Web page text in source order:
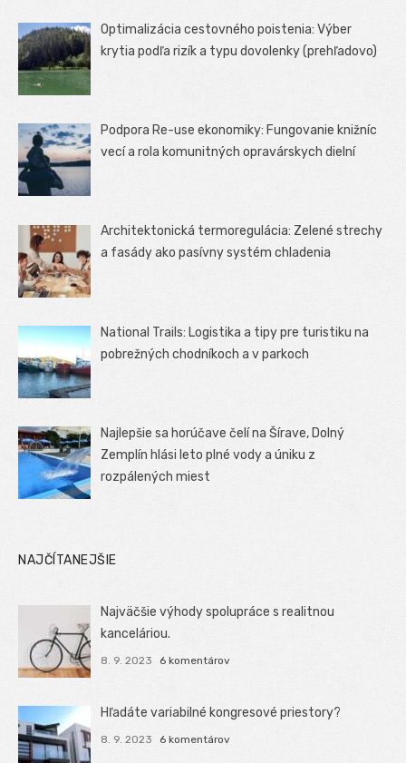
Optimalizácia cestovného poistenia: Výber
krytia podľa rizík a typu dovolenky (prehľadovo)
Podpora Re-use ekonomiky: Fungovanie knižníc
vecí a rola komunitných opravárskych dielní
Architektonická termoregulácia: Zelené strechy
a fasády ako pasívny systém chladenia
National Trails: Logistika a tipy pre turistiku na
pobrežných chodníkoch a v parkoch
Najlepšie sa horúčave čelí na Šírave, Dolný
Zemplín hlási leto plné vody a úniku z
rozpálených miest
NAJČÍTANEJŠIE
Najväčšie výhody spolupráce s realitnou
kanceláriou.
8. 9. 2023 6 komentárov
Hľadáte variabilné kongresové priestory?
8. 9. 2023 6 komentárov